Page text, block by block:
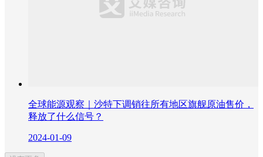
全球能源观察｜沙特下调销往所有地区旗舰原油售价，
释放了什么信号？
2024-01-09